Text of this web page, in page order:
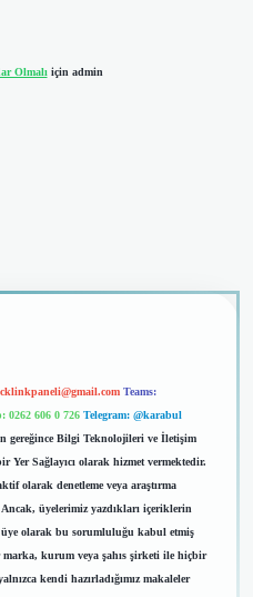
Olmalıiçin admin
Teams:
0262 606 0 726 Telegram: @karabul
gereğince Bilgi Teknolojileri ve İletişim
Sağlayıcı olarak hizmet vermektedir.
olarak denetleme veya araştırma
üyelerimiz yazdıkları içeriklerin
olarak bu sorumluluğu kabul etmiş
kurum veya şahıs şirketi ile hiçbir
kendi hazırladığımız makaleler